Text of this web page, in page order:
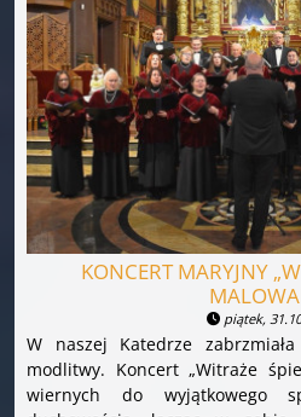
KONCERT MARYJNY
piątek,
W naszej Katedrze
modlitwy. Koncert „Witraże
wiernych do wyjątkowego